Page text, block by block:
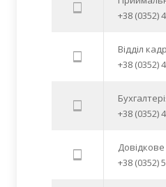
+38 (0352)
Відділ
+38 (0352)
+38 (0352)
+38 (0352)